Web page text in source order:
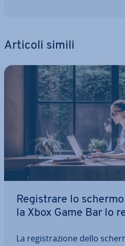
Articoli simili
Re­gi­stra­re lo
la Xbox Game Bar lo
La re­gi­stra­zio­ne dello